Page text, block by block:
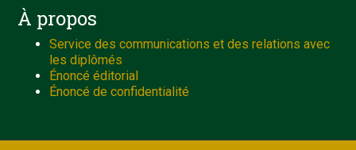
À propos
Service des communications et des relations avec
les diplômés
Énoncé éditorial
Énoncé de confidentialité